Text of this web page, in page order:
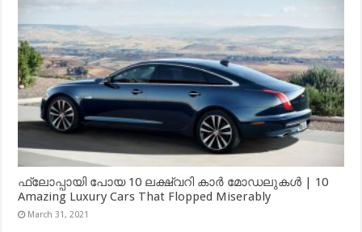
ഫ്ലോപ്പായി പോയ 10 ലക്ഷ്വറി കാർ മോഡലുകൾ | 10
Amazing Luxury Cars That Flopped Miserably
March 31, 2021